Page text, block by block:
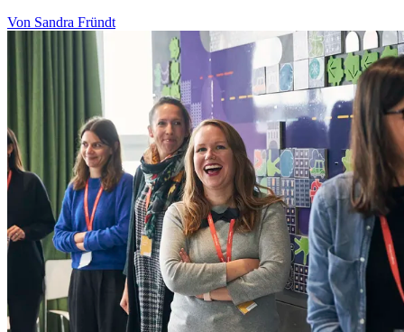
Von Sandra Fründt